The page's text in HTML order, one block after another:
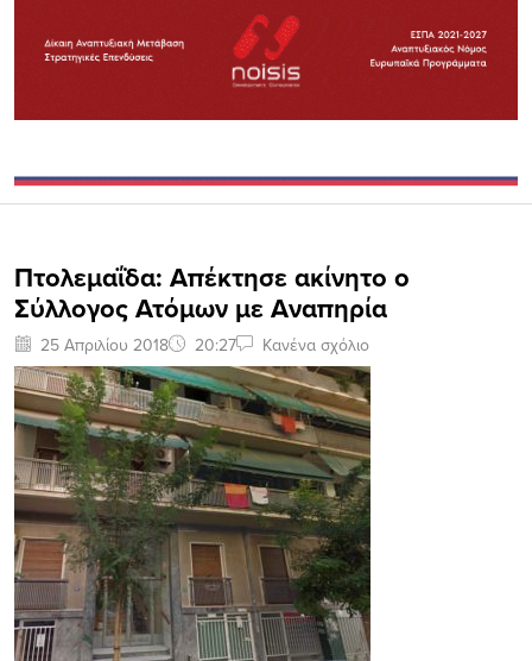
Πτολεμαΐδα: Απέκτησε ακίνητο ο
Σύλλογος Ατόμων με Αναπηρία
25 Απριλίου 2018 20:27 Κανένα σχόλιο